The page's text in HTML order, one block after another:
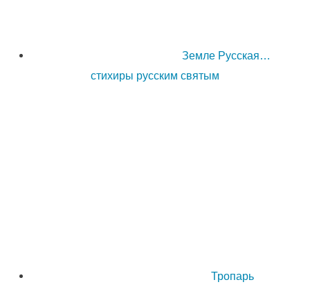
Земле Русская…
стихиры русским святым
Тропарь